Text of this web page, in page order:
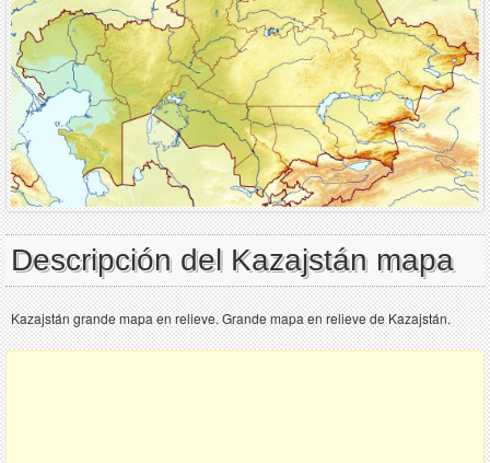
Descripción del Kazajstán mapa
Kazajstán grande mapa en relieve. Grande mapa en relieve de Kazajstán.